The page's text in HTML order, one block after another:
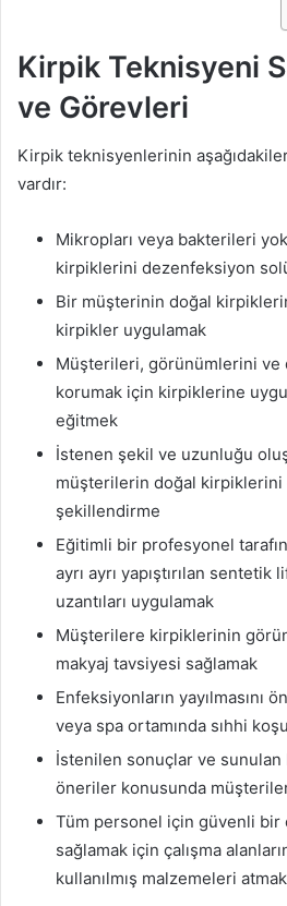
Kirpik Teknisyeni
ve Görevleri
Kirpik teknisyenlerinin
vardır:
Mikropları veya bakterileri
kirpiklerini dezenfeksiyon
Bir müşterinin doğal
kirpikler uygulamak
Müşterileri, görünümlerini ve
korumak için kirpiklerine
eğitmek
İstenen şekil ve uzunluğu
müşterilerin doğal kirpiklerini
şekillendirme
Eğitimli bir profesyonel
ayrı ayrı yapıştırılan
uzantıları uygulamak
Müşterilere kirpiklerinin
makyaj tavsiyesi sağlamak
Enfeksiyonların yayılmasını
veya spa ortamında sıhhi
İstenilen sonuçlar ve
öneriler konusunda
Tüm personel için güvenli bir
sağlamak için çalışma
kullanılmış malzemeleri